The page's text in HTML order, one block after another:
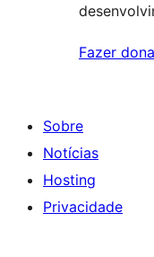
Fazer
Sobre
Notícias
Hosting
Privacidade